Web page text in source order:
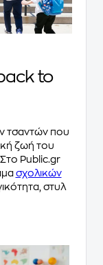
to
τσαντών που
ζωή του
Στο Public.gr
σχολικών
στυλ